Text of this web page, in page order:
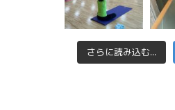
さらに読み込む...